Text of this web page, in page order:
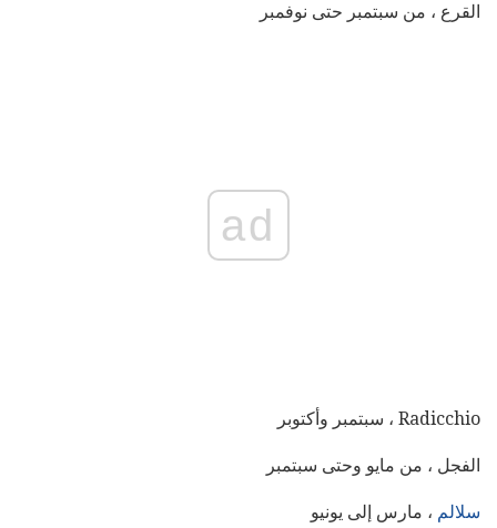
القرع ، من سبتمبر حتى نوفمبر
ad
Radicchio ، سبتمبر وأكتوبر
الفجل ، من مايو وحتى سبتمبر
سلالم ، مارس إلى يونيو